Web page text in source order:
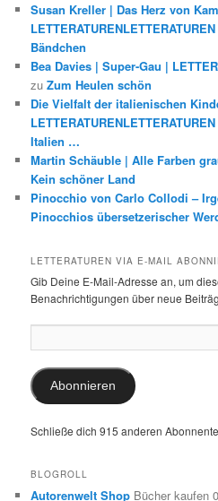
Susan Kreller | Das Herz von
LETTERATURENLETTERATUREN
Bändchen
Bea Davies | Super-Gau |
zuZum Heulen schön
Die Vielfalt der italienischen
LETTERATURENLETTERATUREN
Italien …
Martin Schäuble | Alle Farben
Kein schöner Land
Pinocchio von Carlo Collodi –
Pinocchios übersetzerischer
LETTERATUREN VIA E-MAIL
Gib Deine E-Mail-Adresse an, um
Benachrichtigungen über neue
Mail-
Adresse:
Abonnieren
Schließe dich 915 anderen
BLOGROLL
Autorenwelt Shop Bücher kaufen 0